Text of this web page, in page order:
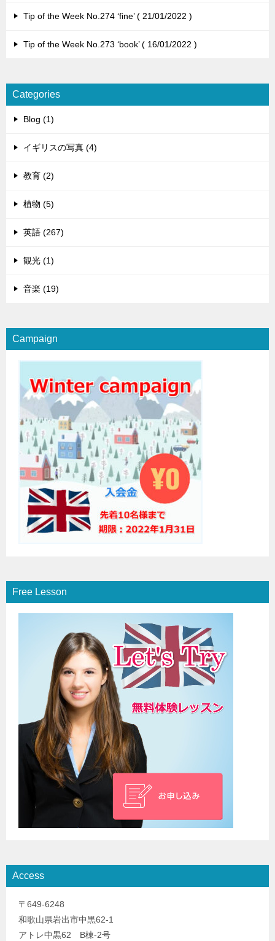
Tip of the Week No.274 ‘fine’ 21/01/2022
Tip of the Week No.273 ‘book’ 16/01/2022
Categories
Blog (1)
イギリスの写真 (4)
教育 (2)
植物 (5)
英語 (267)
観光 (1)
音楽 (19)
Campaign
Free Lesson
Access
〒649-6248
和歌山県岩出市中黒62-1
アトレ中黒62 B棟-2号